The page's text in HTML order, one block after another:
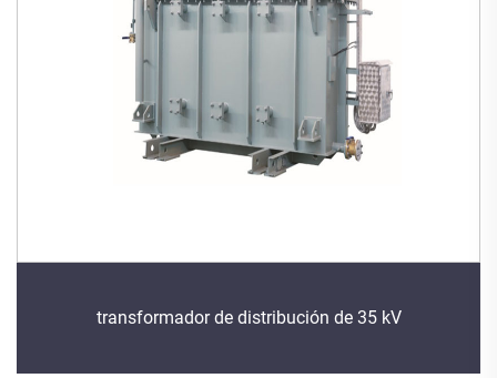
transformador de distribución de 35 kV